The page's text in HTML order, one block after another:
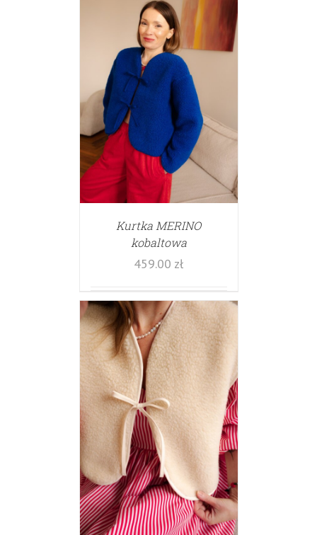
Kurtka MERINO
kobaltowa
459.00 zł